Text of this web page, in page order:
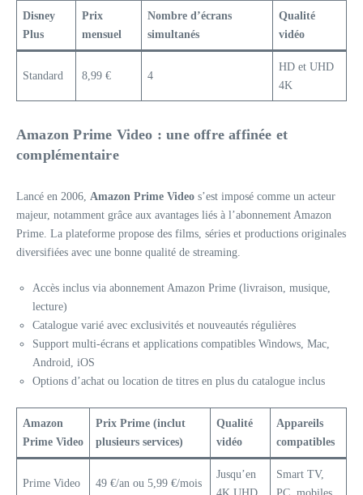
Disney
Plus
Prix
mensuel
Nombre d’écrans
simultanés
Qualité
vidéo
Standard 8,99 € 4
HD et UHD
4K
Amazon Prime Video : une offre affinée et
complémentaire
Lancé en 2006, Amazon Prime Video s’est imposé comme un acteur
majeur, notamment grâce aux avantages liés à l’abonnement Amazon
Prime. La plateforme propose des films, séries et productions originales
diversifiées avec une bonne qualité de streaming.
Accès inclus via abonnement Amazon Prime (livraison, musique,
lecture)
Catalogue varié avec exclusivités et nouveautés régulières
Support multi-écrans et applications compatibles Windows, Mac,
Android, iOS
Options d’achat ou location de titres en plus du catalogue inclus
Amazon
Prime Video
Prix Prime (inclut
plusieurs services)
Qualité
vidéo
Appareils
compatibles
Prime Video 49 €/an ou 5,99 €/mois
Jusqu’en
Smart TV,